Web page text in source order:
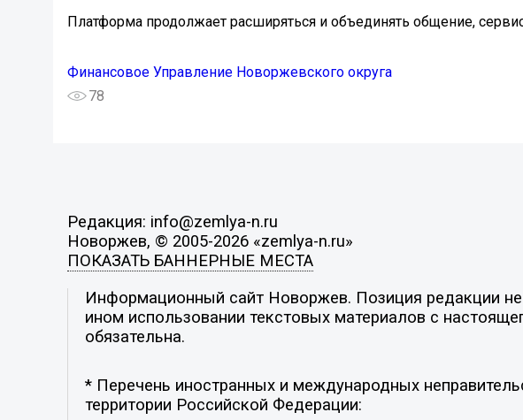
Платформа продолжает расширяться и объединять общение,
Финансовое Управление Новоржевского округа
78
Редакция: info@zemlya-n.ru
Новоржев, © 2005-2026 «zemlya-n.ru»
ПОКАЗАТЬ БАННЕРНЫЕ МЕСТА
Информационный сайт Новоржев. Позиция редакции не
ином использовании текстовых материалов с
обязательна.
* Перечень иностранных и международных
территории Российской Федерации: